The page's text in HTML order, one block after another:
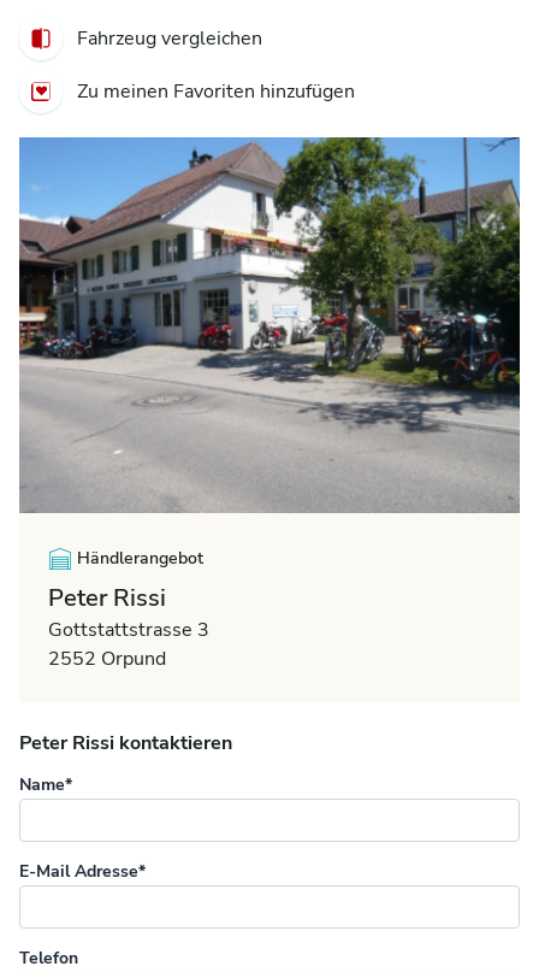
Fahrzeug vergleichen
Zu meinen Favoriten hinzufügen
Händlerangebot
Peter Rissi
Gottstattstrasse 3
2552 Orpund
Peter Rissi kontaktieren
Name*
E-Mail Adresse*
Telefon